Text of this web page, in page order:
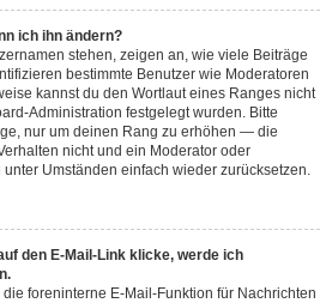
ich ihn ändern?
stehen, zeigen an, wie viele Beiträge
bestimmte Benutzer wie Moderatoren
kannst du den Wortlaut eines Ranges nicht
Administration festgelegt wurden. Bitte
nur um deinen Rang zu erhöhen — die
nicht und ein Moderator oder
Umständen einfach wieder zurücksetzen.
den E-Mail-Link klicke, werde ich
foreninterne E-Mail-Funktion für Nachrichten